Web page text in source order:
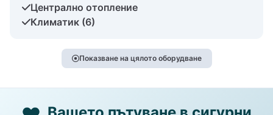
Централно отопление
Климатик (6)
Показване на цялото оборудване